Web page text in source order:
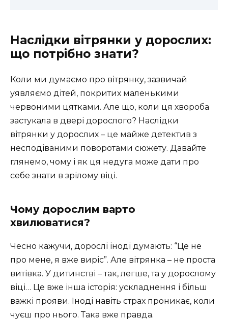
Наслідки вітрянки у дорослих:
що потрібно знати?
Коли ми думаємо про вітрянку, зазвичай
уявляємо дітей, покритих маленькими
червоними цятками. Але що, коли ця хвороба
застукала в двері дорослого? Наслідки
вітрянки у дорослих – це майже детектив з
несподіваними поворотами сюжету. Давайте
глянемо, чому і як ця недуга може дати про
себе знати в зрілому віці.
Чому дорослим варто
хвилюватися?
Чесно кажучи, дорослі іноді думають: “Це не
про мене, я вже виріс”. Але вітрянка – не проста
витівка. У дитинстві – так, легше, та у дорослому
віці… Це вже інша історія: ускладнення і більш
важкі прояви. Іноді навіть страх проникає, коли
чуєш про нього. Така вже правда.